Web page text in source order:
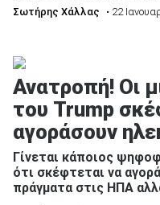
Σωτήρης Χάλλας • 22
Ανατροπή! Οι
του Trump
αγοράσουν
Γίνεται κάποιος
ότι σκέφτεται να
πράγματα στις ΗΠΑ